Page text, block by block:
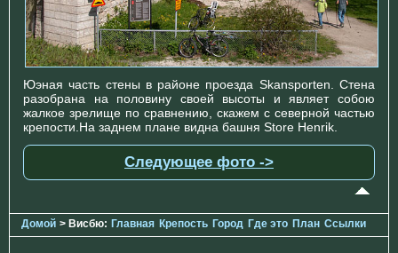
Юэная часть стены в районе проезда Skansporten. Стена
разобрана на половину своей высоты и являет собою
жалкое зрелище по сравнению, скажем с северной частью
крепости.На заднем плане видна башня Store Henrik.
Следующее фото ->
Домой > Висбю: Главная Крепость Город Где это План Ссылки